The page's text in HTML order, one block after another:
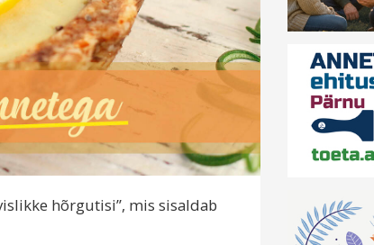
hõrgutisi”, mis sisaldab